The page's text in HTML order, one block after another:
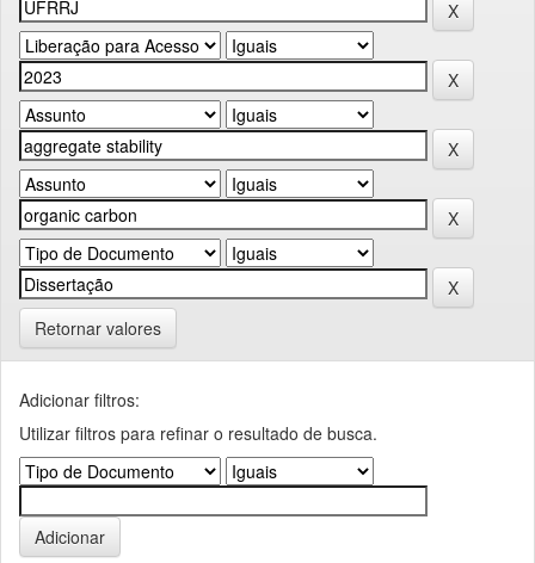
Retornar valores
Adicionar filtros:
Utilizar filtros para refinar o resultado de busca.